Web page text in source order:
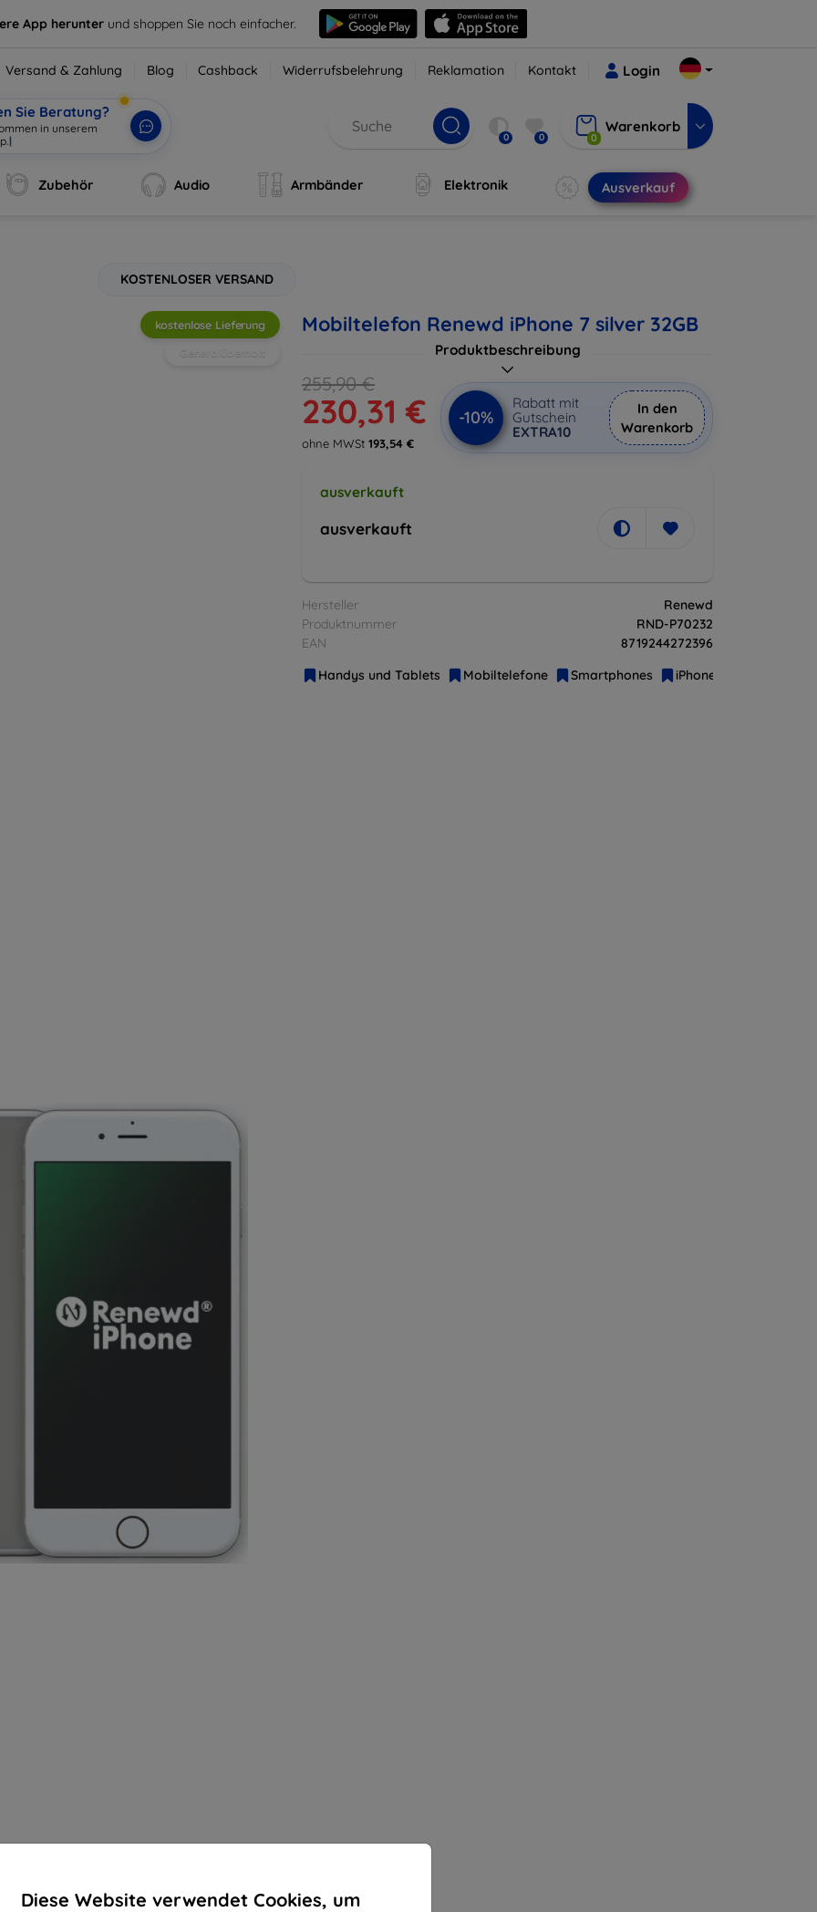
App herunter und shoppen Sie noch einfacher.
Diese Website verwendet Cookies, um
Versand & Zahlung Blog Cashback Widerrufsbelehrung Reklamation Kontakt Login
Sie Beratung?
0 0 0
Warenkorb
Zubehör Audio Armbänder Elektronik Ausverkauf
KOSTENLOSER VERSAND
kostenlose Lieferung
Mobiltelefon Renewd iPhone 7 silver 32GB
Produktbeschreibung
255,90 €
230,31 €
ohne MWSt 193,54 €
-10%
Rabatt mit
Gutschein
EXTRA10
In den
Warenkorb
ausverkauft
ausverkauft
Hersteller
Renewd
Produktnummer
RND-P70232
EAN
8719244272396
Handys und Tablets
Mobiltelefone Smartphones iPhone